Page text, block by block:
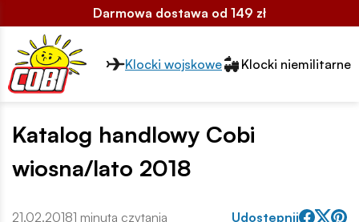
Darmowa dostawa od 149 zł
Przełącznik segmentów2
Klocki wojskowe Klocki niemilitarne
Katalog handlowy Cobi
wiosna/lato 2018
21.02.20181 minuta czytania Udostepnij